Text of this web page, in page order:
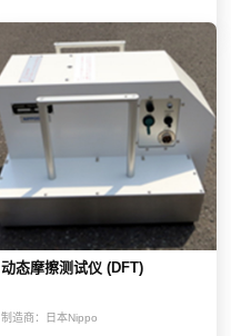
动态摩擦测试仪 (DFT)
制造商： 日本Nippo